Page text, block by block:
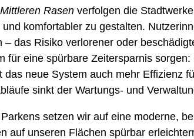
Rasenverfolgen die
komfortabler zu gestalten.
das Risiko verlorener oder
für eine spürbare Zeitersparnis
neue System auch mehr Effizienz
sinkt der Wartungs- und
setzen wir auf eine moderne,
auf unseren Flächen spürbar